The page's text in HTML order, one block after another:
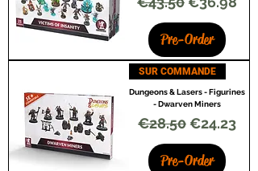
Pre-Order
SUR COMMANDE
Dungeons & Lasers - Figurines
- Dwarven Miners
Regular Price
€28.50Sale Price
€24.23
Pre-Order